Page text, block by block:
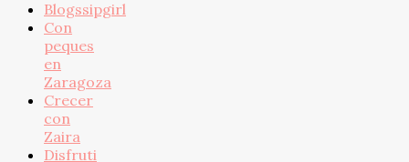
Blogssipgirl
Con
peques
en
Zaragoza
Crecer
con
Zaira
Disfruti